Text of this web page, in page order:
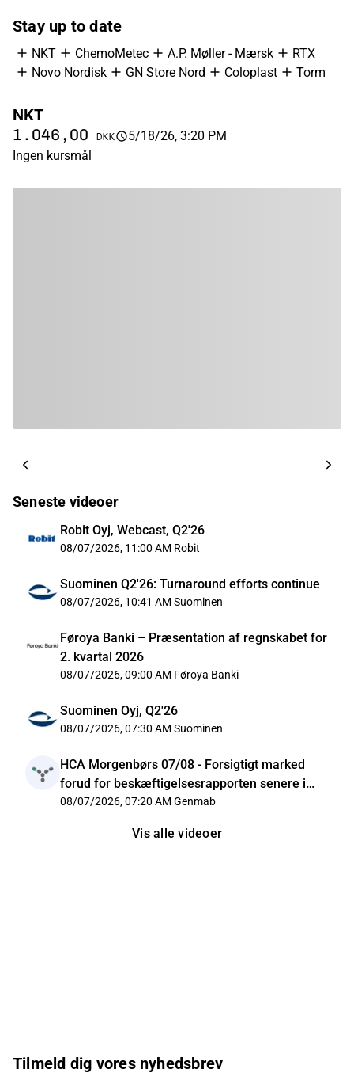
Stay up to date
NKT ChemoMetec A.P. Møller - Mærsk
RTX
Novo Nordisk
GN Store Nord Coloplast Torm
NKT
1.046,00 DKK
5/18/26, 3:20 PM
Ingen kursmål
Seneste videoer
Robit Oyj, Webcast, Q2'26
08/07/2026, 11:00 AM Robit
Suominen Q2'26: Turnaround efforts continue
08/07/2026, 10:41 AM Suominen
Føroya Banki – Præsentation af regnskabet for
2. kvartal 2026
08/07/2026, 09:00 AM Føroya Banki
Suominen Oyj, Q2'26
08/07/2026, 07:30 AM Suominen
HCA Morgenbørs 07/08 - Forsigtigt marked
forud for beskæftigelsesrapporten senere i
dag
08/07/2026, 07:20 AM Genmab
Vis alle videoer
Tilmeld dig vores nyhedsbrev